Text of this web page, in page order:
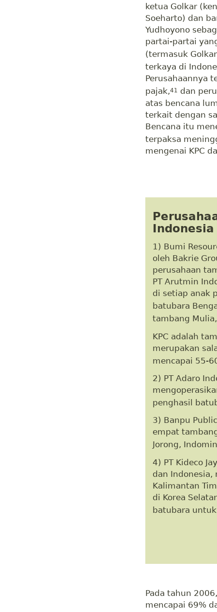
ketua Golkar
Soeharto) dan
Yudhoyono
partai-partai
(termasuk
terkaya di
Perusahaannya
pajak,41
dan
atas bencana
terkait dengan
Bencana itu
terpaksa
mengenai KPC
Indonesia
1) Bumi
oleh Bakrie
perusahaan
PT Arutmin
di setiap anak
batubara
tambang
KPC adalah
merupakan
mencapai 55-
2) PT Adaro
penghasil
3) Banpu
empat
Jorong,
4) PT Kideco
dan Indonesia,
Kalimantan
di Korea
batubara
Pada tahun
mencapai 69%